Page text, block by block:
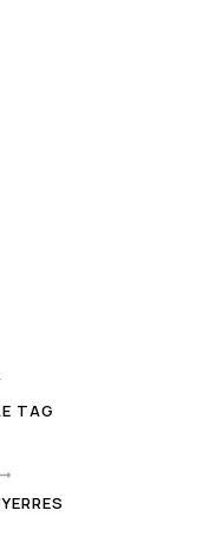
TAG